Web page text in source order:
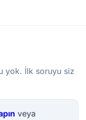
yok. İlk soruyu siz
veya